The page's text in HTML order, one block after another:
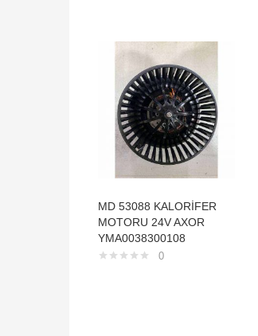
MD 53088 KALORİFER
MOTORU 24V AXOR
YMA0038300108
0